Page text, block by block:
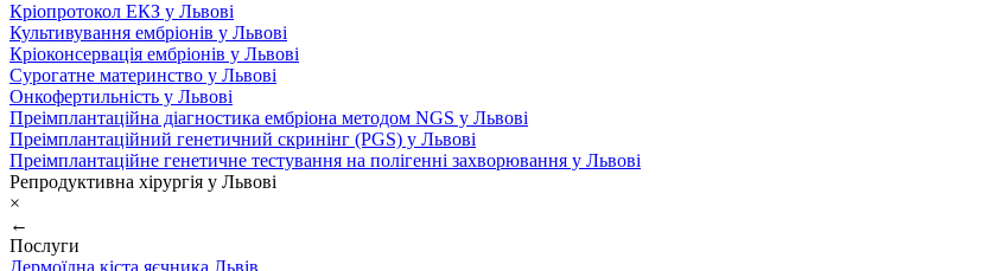
Кріопротокол ЕКЗ у Львові
Культивування ембріонів у Львові
Кріоконсервація ембріонів у Львові
Сурогатне материнство у Львові
Онкофертильність у Львові
Преімплантаційна діагностика ембріона методом NGS у Львові
Преімплантаційний генетичний скринінг (PGS) у Львові
Преімплантаційне генетичне тестування на полігенні захворювання у Львові
Репродуктивна хірургія у Львові
×
←
Послуги
Дермоїдна кіста яєчника Львів